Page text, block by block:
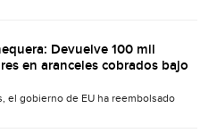
Devuelve 100 mil
en aranceles cobrados bajo
el gobierno de EU ha reembolsado